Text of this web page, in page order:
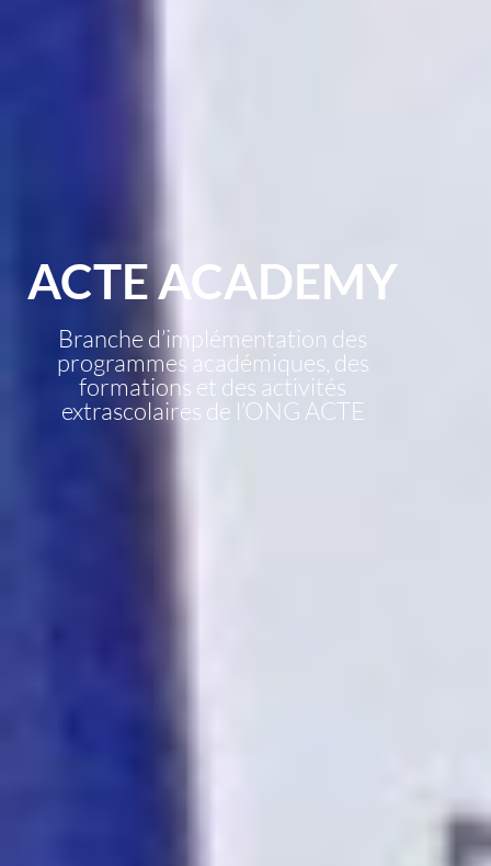
ACTE ACADEMY
Branche d’implémentation des
programmes académiques, des
formations et des activités
extrascolaires de l’ONG ACTE